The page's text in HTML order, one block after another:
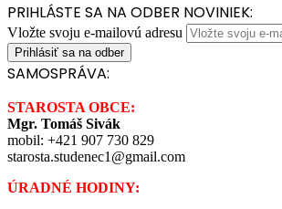
PRIHLÁSTE SA NA ODBER NOVINIEK:
Vložte svoju e-mailovú adresu
SAMOSPRÁVA:
STAROSTA OBCE:
Mgr. Tomáš Sivák
mobil: +421 907 730 829
starosta.studenec1@gmail.com
ÚRADNÉ HODINY: